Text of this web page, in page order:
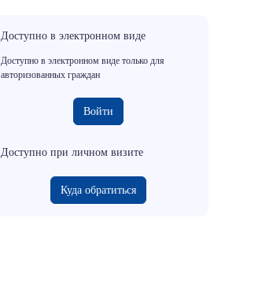
Доступно в электронном виде
Доступно в электронном виде только для
авторизованных граждан
Войти
Доступно при личном визите
Куда обратиться